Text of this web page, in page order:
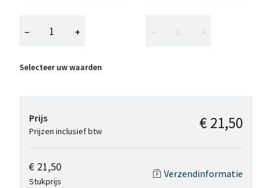
− +
Selecteer uw waarden
Prijs
Prijzen inclusief btw € 21,50
€ 21,50
Stukprijs
Verzendinformatie